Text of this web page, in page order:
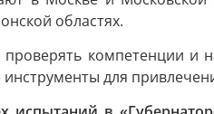
областях.
проверять компетенции и
для